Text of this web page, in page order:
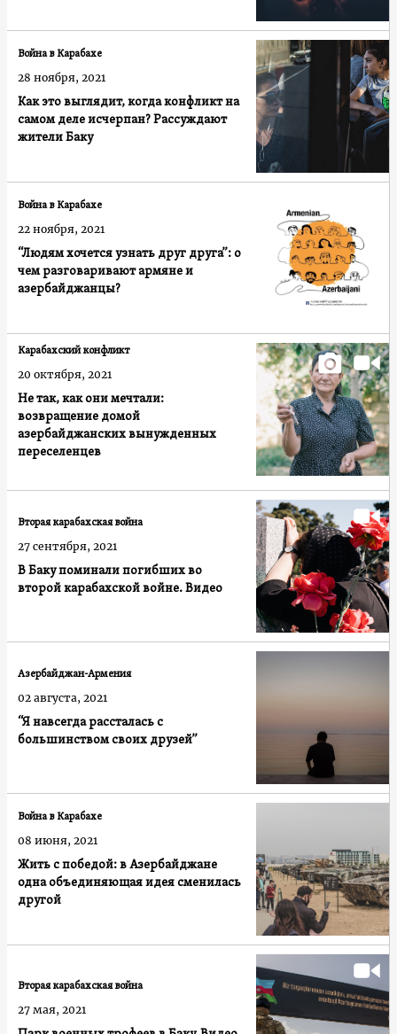
Как это выглядит, когда конфликт на
самом деле исчерпан? Рассуждают
жители Баку
Война в Карабахе
28 ноября, 2021
“Людям хочется узнать друг друга”: о
чем разговаривают армяне и
азербайджанцы?
Война в Карабахе
22 ноября, 2021
Не так, как они мечтали:
возвращение домой
азербайджанских вынужденных
переселенцев
Карабахский конфликт
20 октября, 2021
В Баку поминали погибших во
второй карабахской войне. Видео
Вторая карабахская война
27 сентября, 2021
“Я навсегда рассталась с
большинством своих друзей”
Азербайджан-Армения
02 августа, 2021
Жить с победой: в Азербайджане
одна объединяющая идея сменилась
другой
Война в Карабахе
08 июня, 2021
Вторая карабахская война
27 мая, 2021